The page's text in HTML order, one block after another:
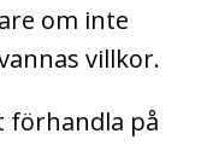
om inte
villkor.
förhandla på